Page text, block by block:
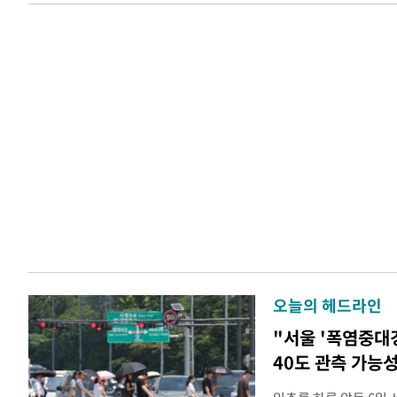
오늘의 헤드라인
"서울 '폭염중대
40도 관측 가능